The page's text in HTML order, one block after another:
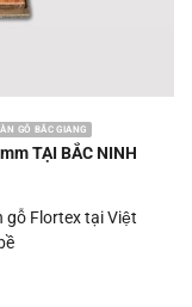
GỖ BẮC GIANG
TẠI BẮC NINH
gỗ Flortex tại Việt